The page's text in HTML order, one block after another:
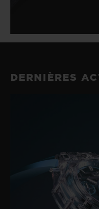
DERNIÈRES